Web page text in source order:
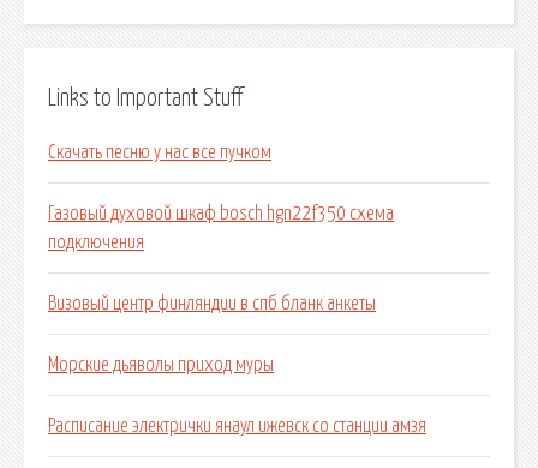
Links to Important Stuff
Скачать песню у нас все пучком
Газовый духовой шкаф bosch hgn22f350 схема
подключения
Визовый центр финляндии в спб бланк анкеты
Морские дьяволы приход муры
Расписание электрички янаул ижевск со станции амзя